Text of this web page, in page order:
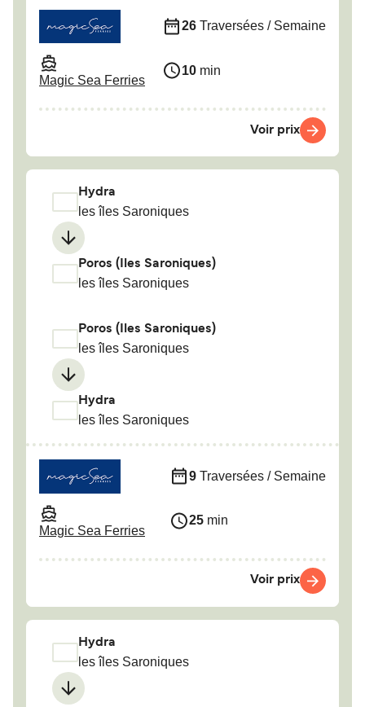
Magic Sea Ferries
26 Traversées / Semaine
10 min
Voir prix
Hydra
les îles Saroniques
Poros (Iles Saroniques)
les îles Saroniques
Poros (Iles Saroniques)
les îles Saroniques
Hydra
les îles Saroniques
Magic Sea Ferries
9 Traversées / Semaine
25 min
Voir prix
Hydra
les îles Saroniques